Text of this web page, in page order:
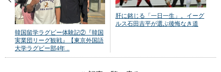
韓国留学ラグビー体験記②『韓国
実業団リーグ観戦』【東京外国語
大学ラグビー部4年 ..
肝に銘じる「一日一生」。イーグ
ルス石田吉平が選ぶ後悔なき道